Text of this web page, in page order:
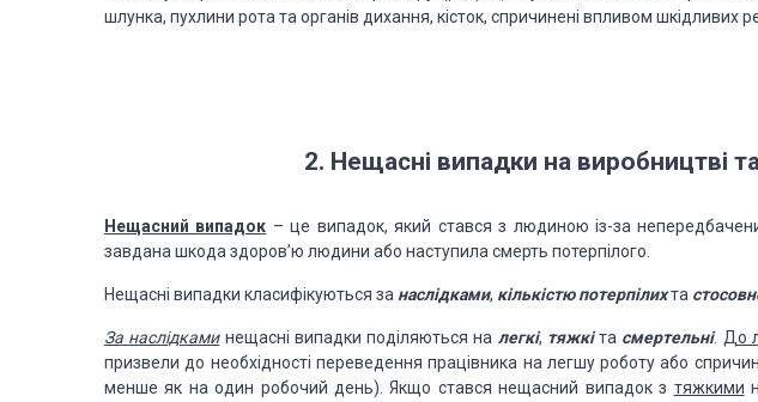
шлунка, пухлини рота та органів дихання, кісток, спричинені впливом шкідливих
2. Нещасні випадки на виробництві
Нещасний випадок – це випадок, який стався з людиною із-за
завдана шкода здоров’ю людини або наступила смерть потерпілого.
Нещасні випадки класифікуються за наслідками, кількістю потерпілихта
За наслідкаминещасні випадки поділяються на легкі, тяжкіта смертельні. До
призвели до необхідності переведення працівника на легшу роботу або
менше як на один робочий день). Якщо стався нещасний випадок з тяжкими